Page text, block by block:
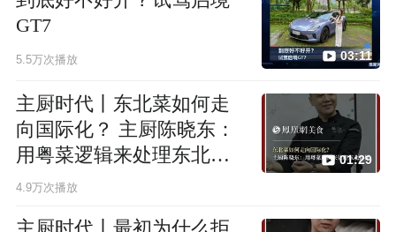
GT7
5.5万次播放 03:11
主厨时代丨东北菜如何走
向国际化？ 主厨陈晓东：
用粤菜逻辑来处理东北食
材
4.9万次播放
01:29